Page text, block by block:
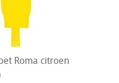
Roma citroen